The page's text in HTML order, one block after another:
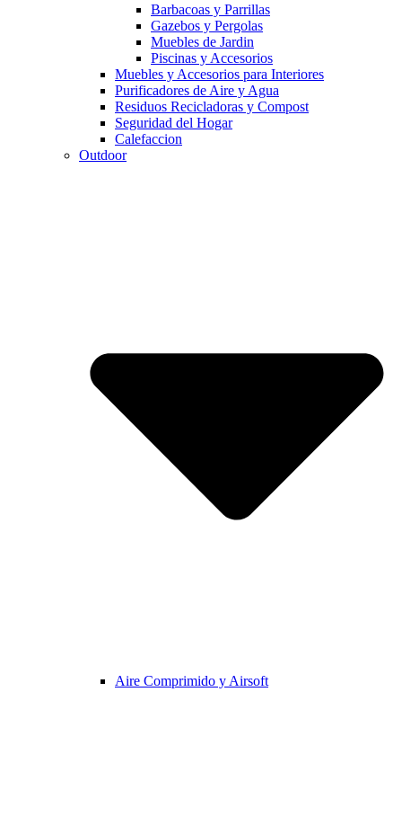
Barbacoas y Parrillas
Gazebos y Pergolas
Muebles de Jardin
Piscinas y Accesorios
Muebles y Accesorios para Interiores
Purificadores de Aire y Agua
Residuos Recicladoras y Compost
Seguridad del Hogar
Calefaccion
Outdoor
Aire Comprimido y Airsoft